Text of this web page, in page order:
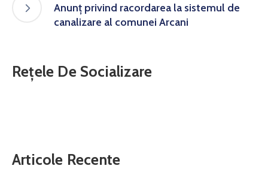
Anunț privind racordarea la sistemul de
canalizare al comunei Arcani
Rețele De Socializare
Articole Recente